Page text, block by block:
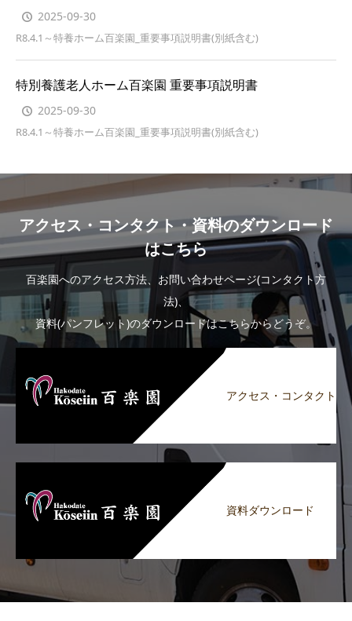
2025-09-30
R8.4.1～特養ホーム百楽園_重要事項説明書(別紙含む)
特別養護老人ホーム百楽園 重要事項説明書
2025-09-30
R8.4.1～特養ホーム百楽園_重要事項説明書(別紙含む)
アクセス・コンタクト・資料のダウンロード
はこちら
百楽園へのアクセス方法、お問い合わせページ(コンタクト方
法)、
資料(パンフレット)のダウンロードはこちらからどうぞ。
アクセス・コンタクト
資料ダウンロード